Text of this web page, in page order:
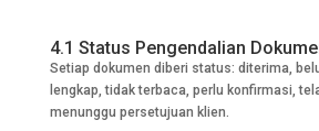
4.1 Status Pengendalian
Setiap dokumen diberi status: diterima,
lengkap, tidak terbaca, perlu konfirmasi,
menunggu persetujuan klien.